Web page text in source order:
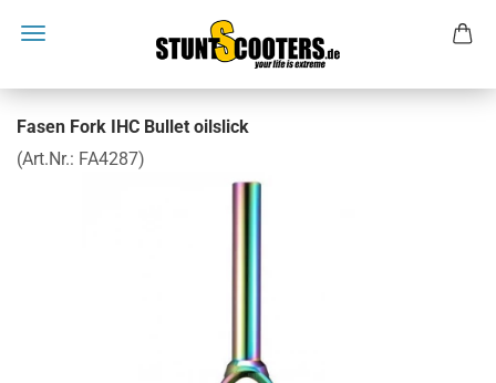
Fasen Fork IHC Bullet oilslick
(Art.Nr.: FA4287)